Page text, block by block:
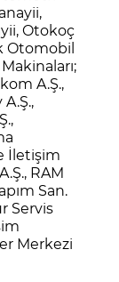
Otokoç
Otomobil
A.Ş.,
İletişim
RAM
San.
Servis
Merkezi